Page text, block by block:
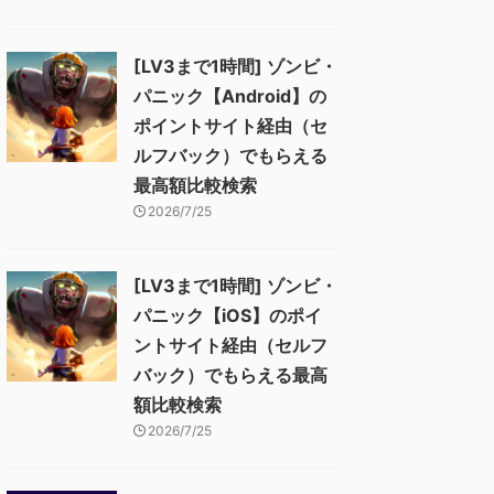
[LV3まで1時間] ゾンビ・
パニック【Android】の
ポイントサイト経由（セ
ルフバック）でもらえる
最高額比較検索
2026/7/25
[LV3まで1時間] ゾンビ・
パニック【iOS】のポイ
ントサイト経由（セルフ
バック）でもらえる最高
額比較検索
2026/7/25